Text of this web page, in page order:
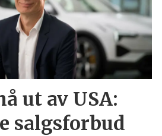
ut av USA:
salgsforbud